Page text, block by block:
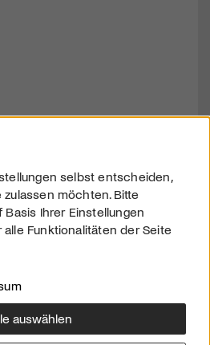
selbst entscheiden,
möchten. Bitte
Basis Ihrer Einstellungen
Funktionalitäten der Seite
auswählen